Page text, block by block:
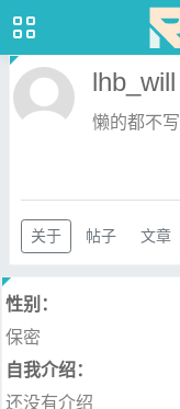
lhb_will
懒的都不
关于 帖子 文章
性别：
保密
自我介绍：
还没有介绍